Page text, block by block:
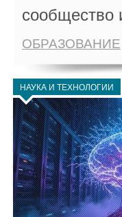
сообщество
ОБРАЗОВАНИЕ
НАУКА И ТЕХНОЛОГИИ